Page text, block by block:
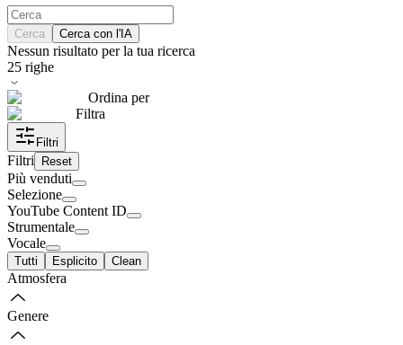
Cerca Cerca con l'IA
Nessun risultato per la tua ricerca
25 righe
Ordina per
Filtra
Filtri
Filtri Reset
Più venduti
Selezione
YouTube Content ID
Strumentale
Vocale
Tutti Esplicito Clean
Atmosfera
Genere